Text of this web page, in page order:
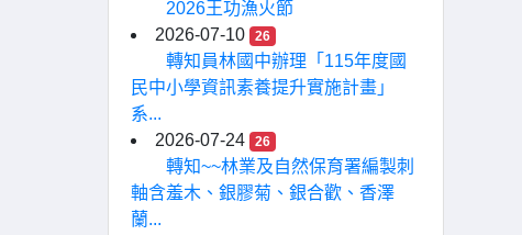
2026王功漁火節
2026-07-10
26
轉知員林國中辦理「115年度國
民中小學資訊素養提升實施計畫」
系...
2026-07-24
26
轉知~~林業及自然保育署編製刺
軸含羞木、銀膠菊、銀合歡、香澤
蘭...